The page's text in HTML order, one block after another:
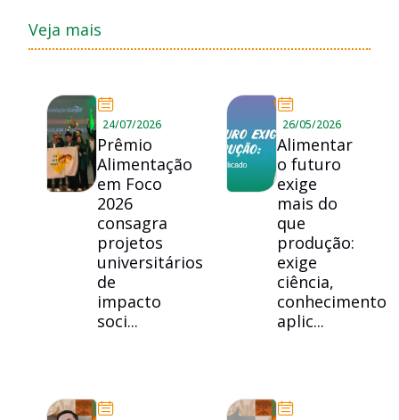
Veja mais
24/07/2026
Prêmio
Alimentação
em Foco
2026
consagra
projetos
universitários
de
impacto
soci...
26/05/2026
Alimentar
o futuro
exige
mais do
que
produção:
exige
ciência,
conhecimento
aplic...